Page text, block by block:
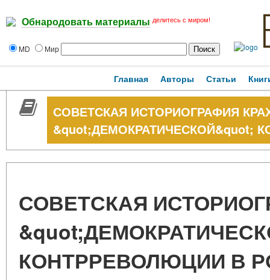
Обнародовать материалы делитесь с миром!
MD Мир
Главная Авторы Статьи
СОВЕТСКАЯ ИСТОРИОГРАФИЯ
&quot;ДЕМОКРАТИЧЕСКОЙ&quot;
СОВЕТСКАЯ
КОНТРРЕВОЛЮЦИИ В